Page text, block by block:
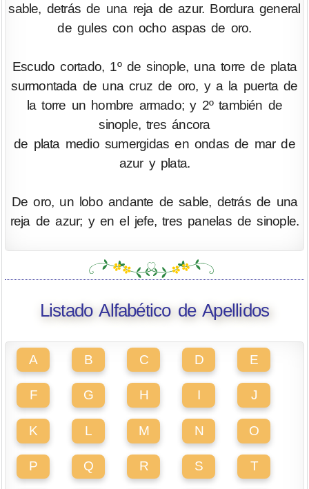
sable, detrás de una reja de azur. Bordura general
de gules con ocho aspas de oro.
Escudo cortado, 1º de sinople, una torre de plata
surmontada de una cruz de oro, y a la puerta de
la torre un hombre armado; y 2º también de
sinople, tres áncora
de plata medio sumergidas en ondas de mar de
azur y plata.
De oro, un lobo andante de sable, detrás de una
reja de azur; y en el jefe, tres panelas de sinople.
Listado Alfabético de Apellidos
A B C D E
F G H I J
K L M N O
P Q R S T